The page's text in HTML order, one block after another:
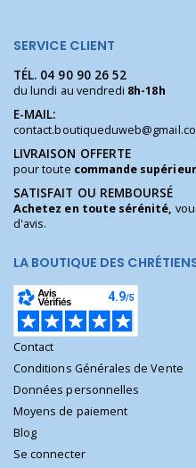
SERVICE CLIENT
TÉL. 04 90 90 26 52
du lundi au vendredi 8h-18h
E-MAIL:
LIVRAISON OFFERTE
pour toute commande
SATISFAIT OU REMBOURSÉ
Achetez en toute sérénité,
d'avis.
LA BOUTIQUE DES
Contact
Conditions Générales de Vente
Données personnelles
Moyens de paiement
Blog
Se connecter